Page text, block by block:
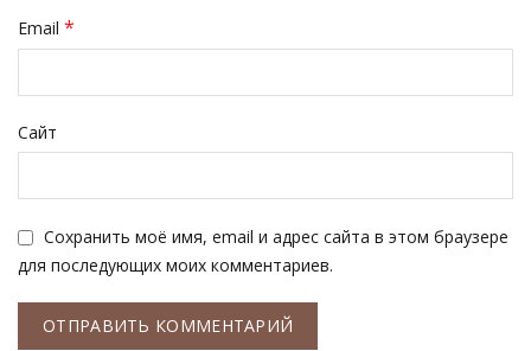
Email *
Сайт
Сохранить моё имя, email и адрес сайта в этом браузере
для последующих моих комментариев.